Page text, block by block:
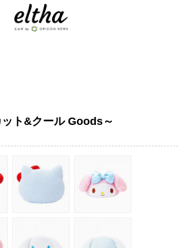
ト&クール Goods～